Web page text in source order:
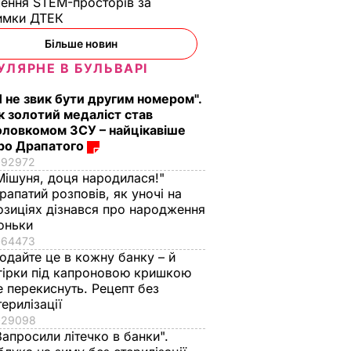
авто
ДТЕК​
Більше новин
В БУЛЬВАРІ
не звик бути другим номером".
золотий медаліст став
ЗСУ – найцікавіше
Драпатого
92972
доця народилася!"
розповів, як уночі на
дізнався про народження
64473
це в кожну банку – й
під капроновою кришкою
перекиснуть. Рецепт без
29098
літечко в банки".